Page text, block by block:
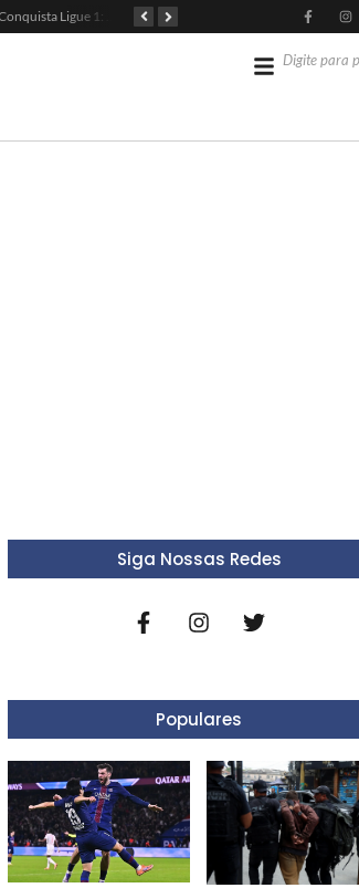
Siga Nossas Redes
Populares